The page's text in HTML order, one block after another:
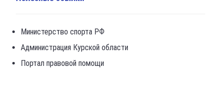
Министерство спорта РФ
Администрация Курской области
Портал правовой помощи